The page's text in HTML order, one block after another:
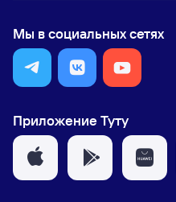
Мы в социальных сетях
Приложение Туту